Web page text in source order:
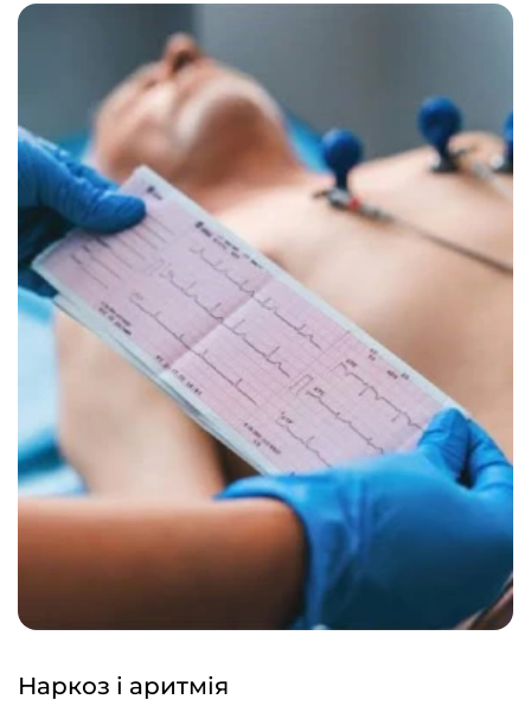
Наркоз і аритмія